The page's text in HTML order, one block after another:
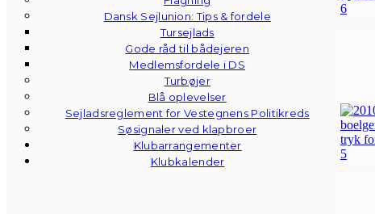
Dansk Sejlunion: Tips & fordele
Tursejlads
Gode råd til bådejeren
Medlemsfordele i DS
Turbøjer
Blå oplevelser
Sejladsreglement for Vestegnens Politikreds
Søsignaler ved klapbroer
Klubarrangementer
Klubkalender